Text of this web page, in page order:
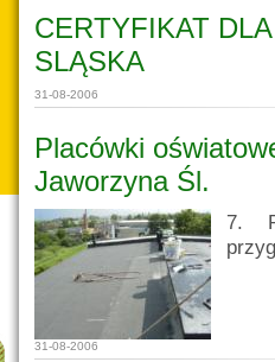
CERTYFIKAT
SLĄSKA
31-08-2006
Placówki
Jaworzyna Śl.
7.
31-08-2006